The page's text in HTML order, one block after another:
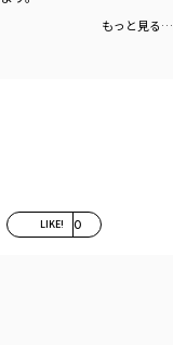
もっと見る…
LIKE! 0